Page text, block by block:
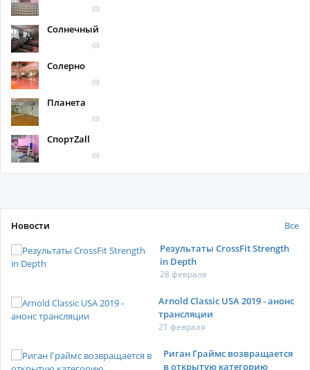
(0)
Солнечный
(0)
Солерно
(0)
Планета
(0)
СпортZall
(0)
Новости
Все
Результаты CrossFit Strength
in Depth
28 февраля
Arnold Classic USA 2019 - анонс
трансляции
21 февраля
Риган Граймс возвращается
в открытую категорию